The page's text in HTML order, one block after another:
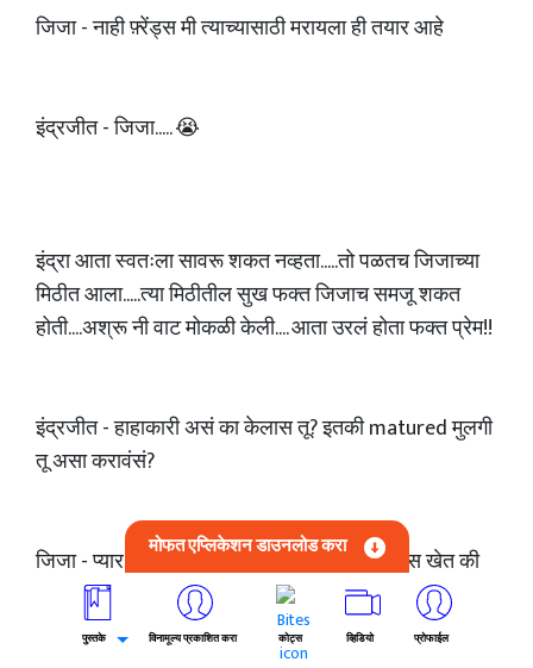
जिजा - नाही फ़्रेंड्स मी त्याच्यासाठी मरायला ही तयार आहे
इंद्रजीत - जिजा..... 😭
इंद्रा आता स्वतःला सावरू शकत नव्हता.....तो पळतच जिजाच्या
मिठीत आला.....त्या मिठीतील सुख फक्त जिजाच समजू शकत
होती....अश्रू नी वाट मोकळी केली.... आता उरलं होता फक्त प्रेम!!
इंद्रजीत - हाहाकारी असं का केलास तू? इतकी matured मुलगी
तू असा करावंसं?
जिजा - प्यार मे सब पागल हो जाते है जनाब तो हम किस खेत की
मुली है...
मोफत एप्लिकेशन डाउनलोड करा
पुस्तके विनामूल्य प्रकाशित करा कोट्स व्हिडियो प्रोफाईल